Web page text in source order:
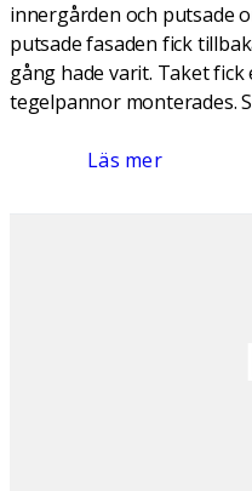
innergården och putsade
putsade fasaden fick
gång hade varit. Taket
tegelpannor monterades.
Läs mer